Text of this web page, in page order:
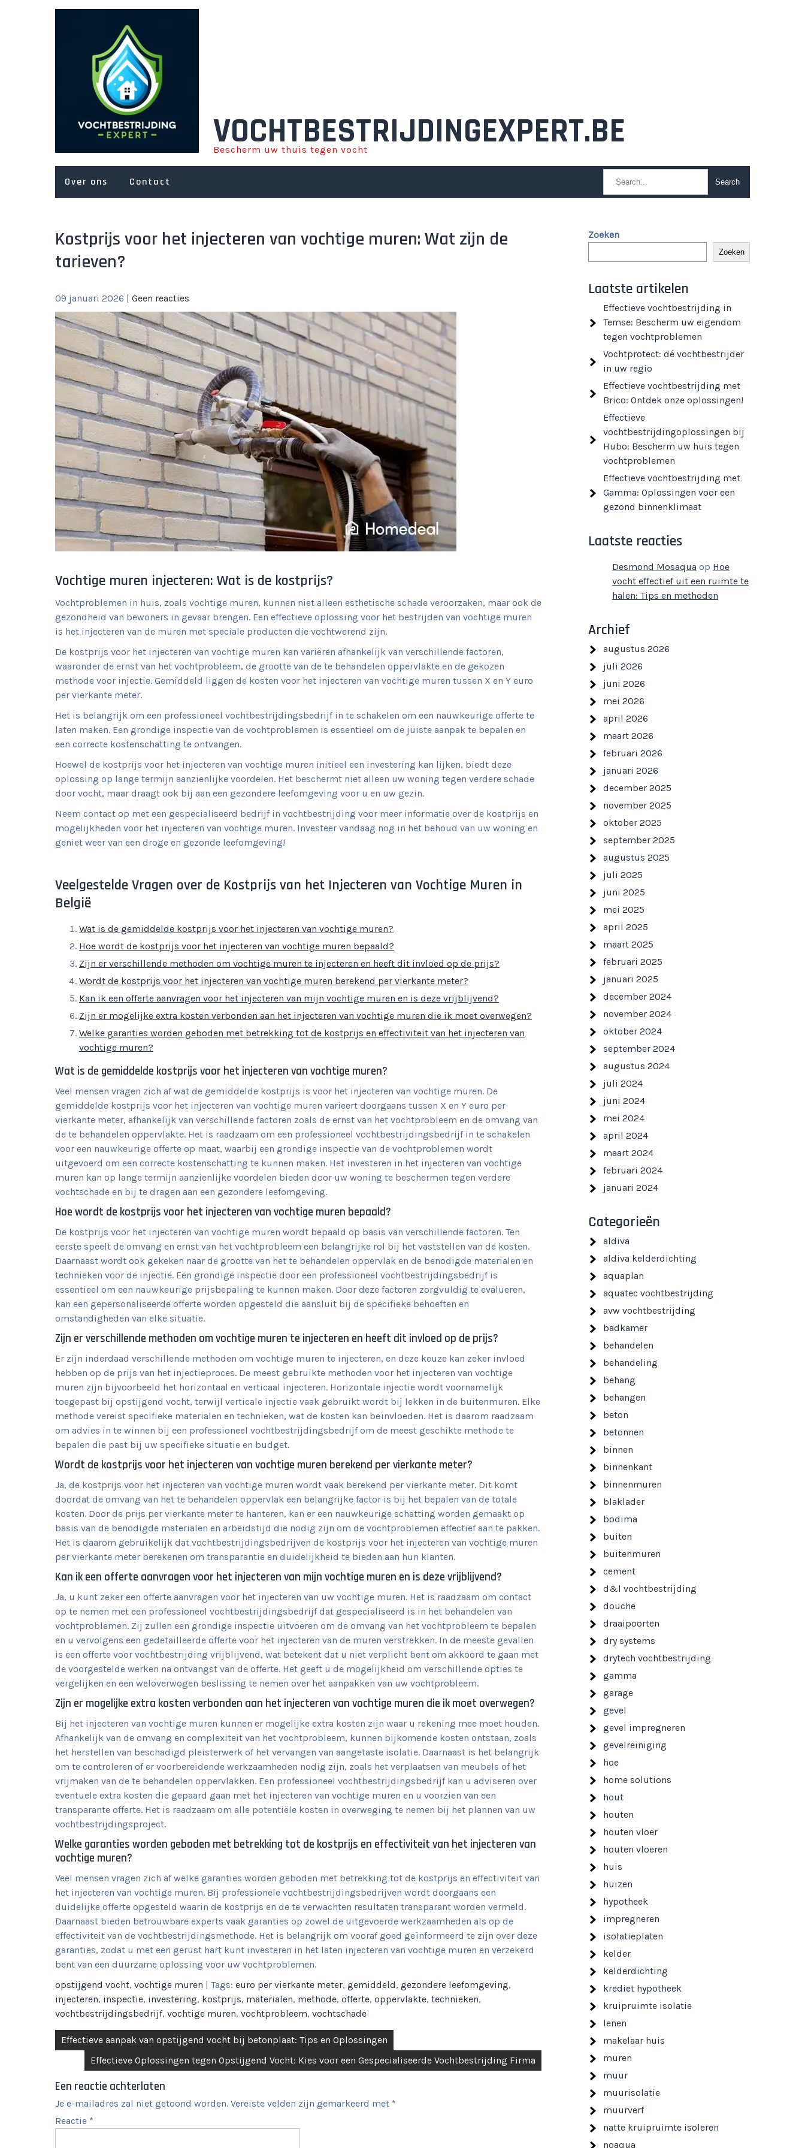
VOCHTBESTRIJDINGEXPERT.BE
Bescherm uw thuis tegen vocht
Over ons Contact
Kostprijs voor het injecteren van vochtige muren: Wat zijn de
tarieven?
09 januari 2026 | Geen reacties
Vochtige muren injecteren: Wat is de kostprijs?
Vochtproblemen in huis, zoals vochtige muren, kunnen niet alleen esthetische schade veroorzaken, maar ook de
gezondheid van bewoners in gevaar brengen. Een effectieve oplossing voor het bestrijden van vochtige muren
is het injecteren van de muren met speciale producten die vochtwerend zijn.
De kostprijs voor het injecteren van vochtige muren kan variëren afhankelijk van verschillende factoren,
waaronder de ernst van het vochtprobleem, de grootte van de te behandelen oppervlakte en de gekozen
methode voor injectie. Gemiddeld liggen de kosten voor het injecteren van vochtige muren tussen X en Y euro
per vierkante meter.
Het is belangrijk om een professioneel vochtbestrijdingsbedrijf in te schakelen om een nauwkeurige offerte te
laten maken. Een grondige inspectie van de vochtproblemen is essentieel om de juiste aanpak te bepalen en
een correcte kostenschatting te ontvangen.
Hoewel de kostprijs voor het injecteren van vochtige muren initieel een investering kan lijken, biedt deze
oplossing op lange termijn aanzienlijke voordelen. Het beschermt niet alleen uw woning tegen verdere schade
door vocht, maar draagt ook bij aan een gezondere leefomgeving voor u en uw gezin.
Neem contact op met een gespecialiseerd bedrijf in vochtbestrijding voor meer informatie over de kostprijs en
mogelijkheden voor het injecteren van vochtige muren. Investeer vandaag nog in het behoud van uw woning en
geniet weer van een droge en gezonde leefomgeving!
Veelgestelde Vragen over de Kostprijs van het Injecteren van Vochtige Muren in
België
Wat is de gemiddelde kostprijs voor het injecteren van vochtige muren?
Hoe wordt de kostprijs voor het injecteren van vochtige muren bepaald?
Zijn er verschillende methoden om vochtige muren te injecteren en heeft dit invloed op de prijs?
Wordt de kostprijs voor het injecteren van vochtige muren berekend per vierkante meter?
Kan ik een offerte aanvragen voor het injecteren van mijn vochtige muren en is deze vrijblijvend?
Zijn er mogelijke extra kosten verbonden aan het injecteren van vochtige muren die ik moet overwegen?
Welke garanties worden geboden met betrekking tot de kostprijs en effectiviteit van het injecteren van
vochtige muren?
Wat is de gemiddelde kostprijs voor het injecteren van vochtige muren?
Veel mensen vragen zich af wat de gemiddelde kostprijs is voor het injecteren van vochtige muren. De
gemiddelde kostprijs voor het injecteren van vochtige muren varieert doorgaans tussen X en Y euro per
vierkante meter, afhankelijk van verschillende factoren zoals de ernst van het vochtprobleem en de omvang van
de te behandelen oppervlakte. Het is raadzaam om een professioneel vochtbestrijdingsbedrijf in te schakelen
voor een nauwkeurige offerte op maat, waarbij een grondige inspectie van de vochtproblemen wordt
uitgevoerd om een correcte kostenschatting te kunnen maken. Het investeren in het injecteren van vochtige
muren kan op lange termijn aanzienlijke voordelen bieden door uw woning te beschermen tegen verdere
vochtschade en bij te dragen aan een gezondere leefomgeving.
Hoe wordt de kostprijs voor het injecteren van vochtige muren bepaald?
De kostprijs voor het injecteren van vochtige muren wordt bepaald op basis van verschillende factoren. Ten
eerste speelt de omvang en ernst van het vochtprobleem een belangrijke rol bij het vaststellen van de kosten.
Daarnaast wordt ook gekeken naar de grootte van het te behandelen oppervlak en de benodigde materialen en
technieken voor de injectie. Een grondige inspectie door een professioneel vochtbestrijdingsbedrijf is
essentieel om een nauwkeurige prijsbepaling te kunnen maken. Door deze factoren zorgvuldig te evalueren,
kan een gepersonaliseerde offerte worden opgesteld die aansluit bij de specifieke behoeften en
omstandigheden van elke situatie.
Zijn er verschillende methoden om vochtige muren te injecteren en heeft dit invloed op de prijs?
Er zijn inderdaad verschillende methoden om vochtige muren te injecteren, en deze keuze kan zeker invloed
hebben op de prijs van het injectieproces. De meest gebruikte methoden voor het injecteren van vochtige
muren zijn bijvoorbeeld het horizontaal en verticaal injecteren. Horizontale injectie wordt voornamelijk
toegepast bij opstijgend vocht, terwijl verticale injectie vaak gebruikt wordt bij lekken in de buitenmuren. Elke
methode vereist specifieke materialen en technieken, wat de kosten kan beïnvloeden. Het is daarom raadzaam
om advies in te winnen bij een professioneel vochtbestrijdingsbedrijf om de meest geschikte methode te
bepalen die past bij uw specifieke situatie en budget.
Wordt de kostprijs voor het injecteren van vochtige muren berekend per vierkante meter?
Ja, de kostprijs voor het injecteren van vochtige muren wordt vaak berekend per vierkante meter. Dit komt
doordat de omvang van het te behandelen oppervlak een belangrijke factor is bij het bepalen van de totale
kosten. Door de prijs per vierkante meter te hanteren, kan er een nauwkeurige schatting worden gemaakt op
basis van de benodigde materialen en arbeidstijd die nodig zijn om de vochtproblemen effectief aan te pakken.
Het is daarom gebruikelijk dat vochtbestrijdingsbedrijven de kostprijs voor het injecteren van vochtige muren
per vierkante meter berekenen om transparantie en duidelijkheid te bieden aan hun klanten.
Kan ik een offerte aanvragen voor het injecteren van mijn vochtige muren en is deze vrijblijvend?
Ja, u kunt zeker een offerte aanvragen voor het injecteren van uw vochtige muren. Het is raadzaam om contact
op te nemen met een professioneel vochtbestrijdingsbedrijf dat gespecialiseerd is in het behandelen van
vochtproblemen. Zij zullen een grondige inspectie uitvoeren om de omvang van het vochtprobleem te bepalen
en u vervolgens een gedetailleerde offerte voor het injecteren van de muren verstrekken. In de meeste gevallen
is een offerte voor vochtbestrijding vrijblijvend, wat betekent dat u niet verplicht bent om akkoord te gaan met
de voorgestelde werken na ontvangst van de offerte. Het geeft u de mogelijkheid om verschillende opties te
vergelijken en een weloverwogen beslissing te nemen over het aanpakken van uw vochtprobleem.
Zijn er mogelijke extra kosten verbonden aan het injecteren van vochtige muren die ik moet overwegen?
Bij het injecteren van vochtige muren kunnen er mogelijke extra kosten zijn waar u rekening mee moet houden.
Afhankelijk van de omvang en complexiteit van het vochtprobleem, kunnen bijkomende kosten ontstaan, zoals
het herstellen van beschadigd pleisterwerk of het vervangen van aangetaste isolatie. Daarnaast is het belangrijk
om te controleren of er voorbereidende werkzaamheden nodig zijn, zoals het verplaatsen van meubels of het
vrijmaken van de te behandelen oppervlakken. Een professioneel vochtbestrijdingsbedrijf kan u adviseren over
eventuele extra kosten die gepaard gaan met het injecteren van vochtige muren en u voorzien van een
transparante offerte. Het is raadzaam om alle potentiële kosten in overweging te nemen bij het plannen van uw
vochtbestrijdingsproject.
Welke garanties worden geboden met betrekking tot de kostprijs en effectiviteit van het injecteren van
vochtige muren?
Veel mensen vragen zich af welke garanties worden geboden met betrekking tot de kostprijs en effectiviteit van
het injecteren van vochtige muren. Bij professionele vochtbestrijdingsbedrijven wordt doorgaans een
duidelijke offerte opgesteld waarin de kostprijs en de te verwachten resultaten transparant worden vermeld.
Daarnaast bieden betrouwbare experts vaak garanties op zowel de uitgevoerde werkzaamheden als op de
effectiviteit van de vochtbestrijdingsmethode. Het is belangrijk om vooraf goed geïnformeerd te zijn over deze
garanties, zodat u met een gerust hart kunt investeren in het laten injecteren van vochtige muren en verzekerd
bent van een duurzame oplossing voor uw vochtproblemen.
opstijgend vocht, vochtige muren | Tags: euro per vierkante meter, gemiddeld, gezondere leefomgeving,
injecteren, inspectie, investering, kostprijs, materialen, methode, offerte, oppervlakte, technieken,
vochtbestrijdingsbedrijf, vochtige muren, vochtprobleem, vochtschade
Berichtnavigatie
Effectieve aanpak van opstijgend vocht bij betonplaat: Tips en Oplossingen
Effectieve Oplossingen tegen Opstijgend Vocht: Kies voor een Gespecialiseerde Vochtbestrijding Firma
Een reactie achterlaten
Je e-mailadres zal niet getoond worden. Vereiste velden zijn gemarkeerd met *
Reactie *
Zoeken
Zoeken
Laatste artikelen
Effectieve vochtbestrijding in
Temse: Bescherm uw eigendom
tegen vochtproblemen
Vochtprotect: dé vochtbestrijder
in uw regio
Effectieve vochtbestrijding met
Brico: Ontdek onze oplossingen!
Effectieve
vochtbestrijdingoplossingen bij
Hubo: Bescherm uw huis tegen
vochtproblemen
Effectieve vochtbestrijding met
Gamma: Oplossingen voor een
gezond binnenklimaat
Laatste reacties
Desmond Mosaqua op Hoe
vocht effectief uit een ruimte te
halen: Tips en methoden
Archief
augustus 2026
juli 2026
juni 2026
mei 2026
april 2026
maart 2026
februari 2026
januari 2026
december 2025
november 2025
oktober 2025
september 2025
augustus 2025
juli 2025
juni 2025
mei 2025
april 2025
maart 2025
februari 2025
januari 2025
december 2024
november 2024
oktober 2024
september 2024
augustus 2024
juli 2024
juni 2024
mei 2024
april 2024
maart 2024
februari 2024
januari 2024
Categorieën
aldiva
aldiva kelderdichting
aquaplan
aquatec vochtbestrijding
avw vochtbestrijding
badkamer
behandelen
behandeling
behang
behangen
beton
betonnen
binnen
binnenkant
binnenmuren
blaklader
bodima
buiten
buitenmuren
cement
d&l vochtbestrijding
douche
draaipoorten
dry systems
drytech vochtbestrijding
gamma
garage
gevel
gevel impregneren
gevelreiniging
hoe
home solutions
hout
houten
houten vloer
houten vloeren
huis
huizen
hypotheek
impregneren
isolatieplaten
kelder
kelderdichting
krediet hypotheek
kruipruimte isolatie
lenen
makelaar huis
muren
muur
muurisolatie
muurverf
natte kruipruimte isoleren
noaqua